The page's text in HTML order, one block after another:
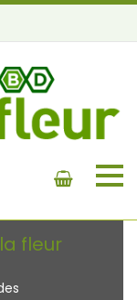
fleur